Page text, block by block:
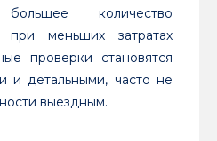
количество
при меньших затратах
проверки становятся
и детальными, часто не
выездным.